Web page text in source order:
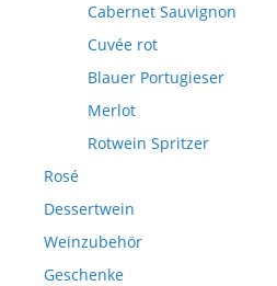
Cabernet Sauvignon
Cuvée rot
Blauer Portugieser
Merlot
Rotwein Spritzer
Rosé
Dessertwein
Weinzubehör
Geschenke